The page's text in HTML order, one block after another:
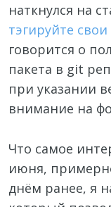
наткнулся на
тэгируйте
говорится о
пакета в git
при указании
внимание на
Что самое
июня,
днём ранее, я